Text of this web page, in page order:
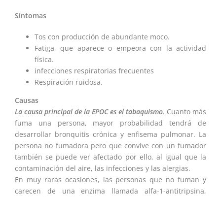
Síntomas
Tos con producción de abundante moco.
Fatiga, que aparece o empeora con la actividad
física.
infecciones respiratorias frecuentes
Respiración ruidosa.
Causas
La causa principal de la EPOC es el tabaquismo. Cuanto más
fuma una persona, mayor probabilidad tendrá de
desarrollar bronquitis crónica y enfisema pulmonar. La
persona no fumadora pero que convive con un fumador
también se puede ver afectado por ello, al igual que la
contaminación del aire, las infecciones y las alergias.
En muy raras ocasiones, las personas que no fuman y
carecen de una enzima llamada alfa-1-antitripsina,